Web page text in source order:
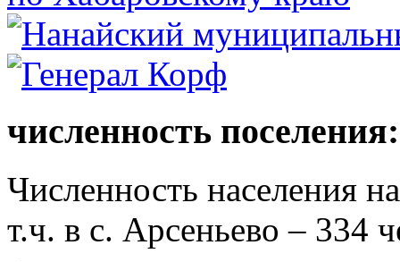
численность поселения:
Численность населения
т.ч. в с. Арсеньево – 334